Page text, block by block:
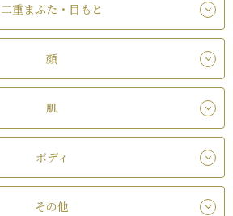
二重まぶた・目もと
顔
肌
ボディ
その他